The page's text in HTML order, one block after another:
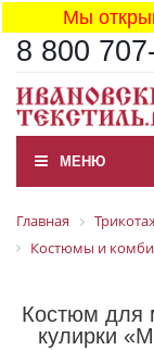
Мы
8 800
МЕНЮ
Главная
Костюмы и
Костюм для
кулирки